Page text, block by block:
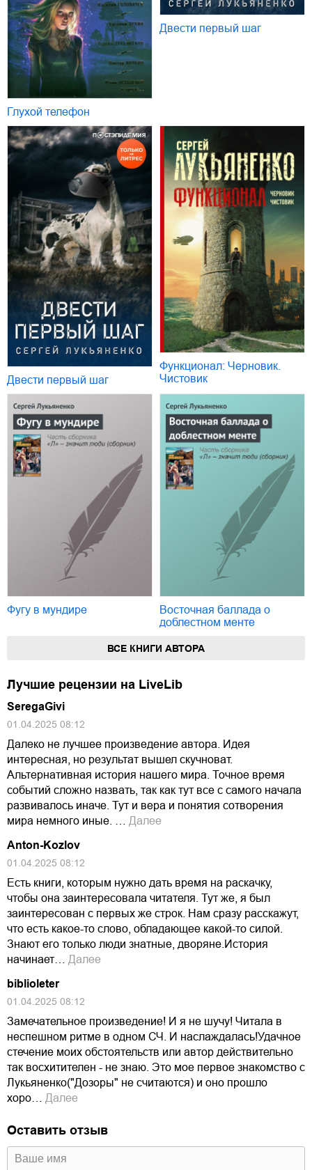
Глухой телефон
Двести первый шаг
Двести первый шаг
Функционал: Черновик.
Чистовик
Фугу в мундире
Восточная баллада о
доблестном менте
ВСЕ КНИГИ АВТОРА
Лучшие рецензии на LiveLib
SeregaGivi
01.04.2025 08:12
Далеко не лучшее произведение автора. Идея
интересная, но результат вышел скучноват.
Альтернативная история нашего мира. Точное время
событий сложно назвать, так как тут все с самого начала
развивалось иначе. Тут и вера и понятия сотворения
мира немного иные. …
Далее
Anton-Kozlov
01.04.2025 08:12
Есть книги, которым нужно дать время на раскачку,
чтобы она заинтересовала читателя. Тут же, я был
заинтересован с первых же строк. Нам сразу расскажут,
что есть какое-то слово, обладающее какой-то силой.
Знают его только люди знатные, дворяне.История
начинает…
Далее
biblioleter
01.04.2025 08:12
Замечательное произведение! И я не шучу! Читала в
неспешном ритме в одном СЧ. И наслаждалась!Удачное
стечение моих обстоятельств или автор действительно
так восхитителен - не знаю. Это мое первое знакомство с
Лукьяненко("Дозоры" не считаются) и оно прошло
хоро…
Далее
Оставить отзыв